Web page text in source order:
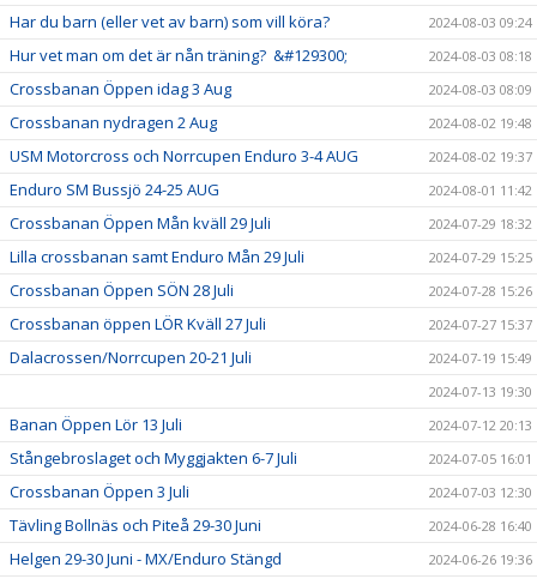
Har du barn (eller vet av barn) som vill köra? 2024-08-03 09:24
Hur vet man om det är nån träning? &#129300; 2024-08-03 08:18
Crossbanan Öppen idag 3 Aug 2024-08-03 08:09
Crossbanan nydragen 2 Aug 2024-08-02 19:48
USM Motorcross och Norrcupen Enduro 3-4 AUG 2024-08-02 19:37
Enduro SM Bussjö 24-25 AUG 2024-08-01 11:42
Crossbanan Öppen Mån kväll 29 Juli 2024-07-29 18:32
Lilla crossbanan samt Enduro Mån 29 Juli 2024-07-29 15:25
Crossbanan Öppen SÖN 28 Juli 2024-07-28 15:26
Crossbanan öppen LÖR Kväll 27 Juli 2024-07-27 15:37
Dalacrossen/Norrcupen 20-21 Juli
2024-07-19 15:49
2024-07-13 19:30
Banan Öppen Lör 13 Juli 2024-07-12 20:13
Stångebroslaget och Myggjakten 6-7 Juli 2024-07-05 16:01
Crossbanan Öppen 3 Juli 2024-07-03 12:30
Tävling Bollnäs och Piteå 29-30 Juni 2024-06-28 16:40
Helgen 29-30 Juni - MX/Enduro Stängd 2024-06-26 19:36